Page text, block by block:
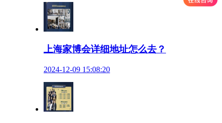
上海家博会详细地址怎么去？
2024-12-09 15:08:20